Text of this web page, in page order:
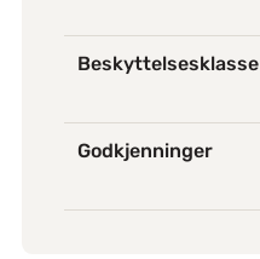
Beskyttelsesklasse
Godkjenninger